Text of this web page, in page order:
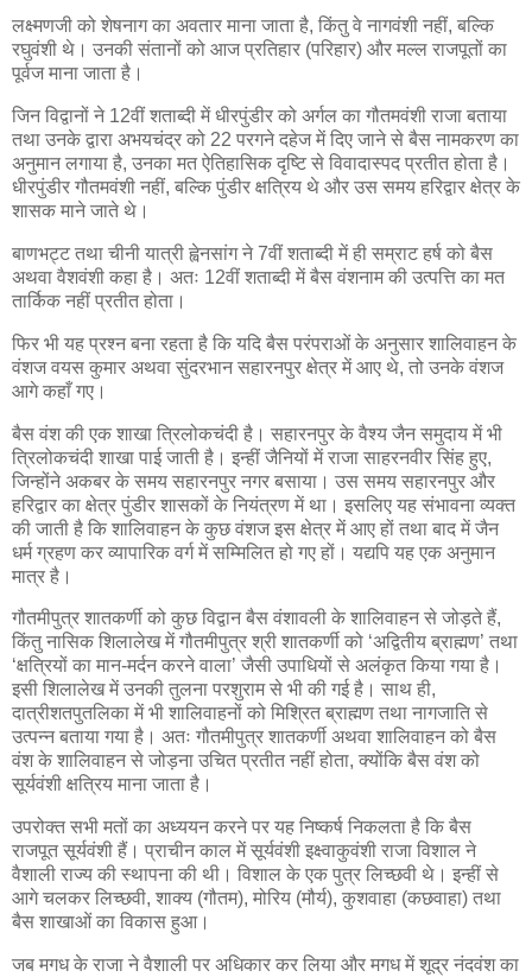
लक्ष्मणजी को शेषनाग का अवतार माना जाता है, किंतु वे नागवंशी नहीं, बल्कि
रघुवंशी थे। उनकी संतानों को आज प्रतिहार (परिहार) और मल्ल राजपूतों का
पूर्वज माना जाता है।
जिन विद्वानों ने 12वीं शताब्दी में धीरपुंडीर को अर्गल का गौतमवंशी राजा बताया
तथा उनके द्वारा अभयचंद्र को 22 परगने दहेज में दिए जाने से बैस नामकरण का
अनुमान लगाया है, उनका मत ऐतिहासिक दृष्टि से विवादास्पद प्रतीत होता है।
धीरपुंडीर गौतमवंशी नहीं, बल्कि पुंडीर क्षत्रिय थे और उस समय हरिद्वार क्षेत्र के
शासक माने जाते थे।
बाणभट्ट तथा चीनी यात्री ह्वेनसांग ने 7वीं शताब्दी में ही सम्राट हर्ष को बैस
अथवा वैशवंशी कहा है। अतः 12वीं शताब्दी में बैस वंशनाम की उत्पत्ति का मत
तार्किक नहीं प्रतीत होता।
फिर भी यह प्रश्न बना रहता है कि यदि बैस परंपराओं के अनुसार शालिवाहन के
वंशज वयस कुमार अथवा सुंदरभान सहारनपुर क्षेत्र में आए थे, तो उनके वंशज
आगे कहाँ गए।
बैस वंश की एक शाखा त्रिलोकचंदी है। सहारनपुर के वैश्य जैन समुदाय में भी
त्रिलोकचंदी शाखा पाई जाती है। इन्हीं जैनियों में राजा साहरनवीर सिंह हुए,
जिन्होंने अकबर के समय सहारनपुर नगर बसाया। उस समय सहारनपुर और
हरिद्वार का क्षेत्र पुंडीर शासकों के नियंत्रण में था। इसलिए यह संभावना व्यक्त
की जाती है कि शालिवाहन के कुछ वंशज इस क्षेत्र में आए हों तथा बाद में जैन
धर्म ग्रहण कर व्यापारिक वर्ग में सम्मिलित हो गए हों। यद्यपि यह एक अनुमान
मात्र है।
गौतमीपुत्र शातकर्णी को कुछ विद्वान बैस वंशावली के शालिवाहन से जोड़ते हैं,
किंतु नासिक शिलालेख में गौतमीपुत्र श्री शातकर्णी को ‘अद्वितीय ब्राह्मण’ तथा
‘क्षत्रियों का मान-मर्दन करने वाला’ जैसी उपाधियों से अलंकृत किया गया है।
इसी शिलालेख में उनकी तुलना परशुराम से भी की गई है। साथ ही,
दात्रीशतपुतलिका में भी शालिवाहनों को मिश्रित ब्राह्मण तथा नागजाति से
उत्पन्न बताया गया है। अतः गौतमीपुत्र शातकर्णी अथवा शालिवाहन को बैस
वंश के शालिवाहन से जोड़ना उचित प्रतीत नहीं होता, क्योंकि बैस वंश को
सूर्यवंशी क्षत्रिय माना जाता है।
उपरोक्त सभी मतों का अध्ययन करने पर यह निष्कर्ष निकलता है कि बैस
राजपूत सूर्यवंशी हैं। प्राचीन काल में सूर्यवंशी इक्ष्वाकुवंशी राजा विशाल ने
वैशाली राज्य की स्थापना की थी। विशाल के एक पुत्र लिच्छवी थे। इन्हीं से
आगे चलकर लिच्छवी, शाक्य (गौतम), मोरिय (मौर्य), कुशवाहा (कछवाहा) तथा
बैस शाखाओं का विकास हुआ।
जब मगध के राजा ने वैशाली पर अधिकार कर लिया और मगध में शूद्र नंदवंश का